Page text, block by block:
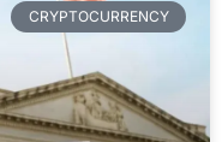
CRYPTOCURRENCY